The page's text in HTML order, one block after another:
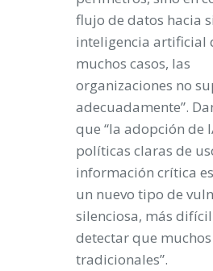
flujo de datos hacia
inteligencia artificial
muchos casos, las
organizaciones no
adecuadamente”.
que “la adopción de
políticas claras de
información crítica
un nuevo tipo de
silenciosa, más
detectar que
tradicionales”.